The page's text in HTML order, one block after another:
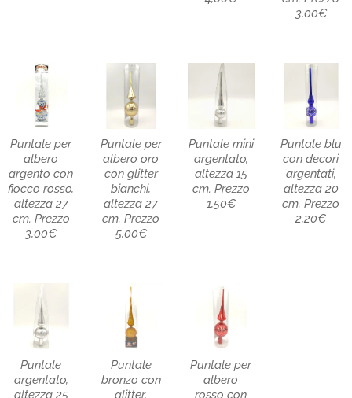
3,00€
Puntale per
albero
argento con
fiocco rosso,
altezza 27
cm. Prezzo
3,00€
Puntale per
albero oro
con glitter
bianchi,
altezza 27
cm. Prezzo
5,00€
Puntale mini
argentato,
altezza 15
cm. Prezzo
1,50€
Puntale blu
con decori
argentati,
altezza 20
cm. Prezzo
2,20€
Puntale
argentato,
altezza 25
Puntale
bronzo con
glitter,
Puntale per
albero
rosso con